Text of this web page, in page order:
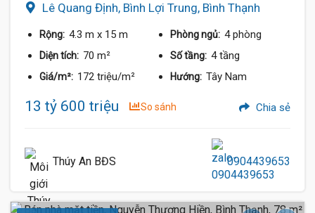
Lê Quang Định, Bình Lợi Trung, Bình Thạnh
Rộng: 4.3 m x 15 m Phòng ngủ: 4 phòng
Diện tích: 70 m² Số tầng: 4 tầng
Giá/m²: 172 triệu/m² Hướng: Tây Nam
13 tỷ 600 triệu So sánh Chia sẻ
Thúy An BĐS 0904439653